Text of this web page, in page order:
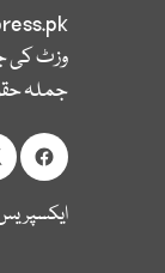
وزٹ کی
جملہ